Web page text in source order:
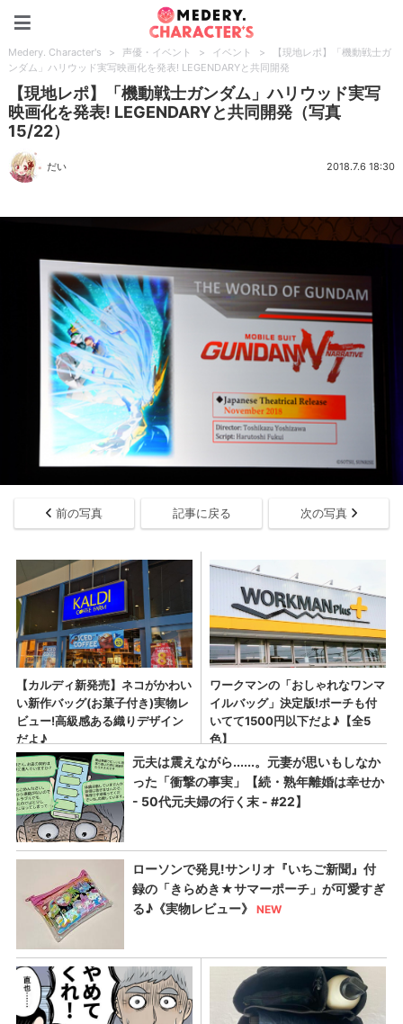
Medery. Character's > 声優・イベント > イベント >
【現地レポ】「機動戦士ガ
ンダム」ハリウッド実写映画化を発表! LEGENDARYと共同開発
【現地レポ】「機動戦士ガンダム」ハリウッド実写
映画化を発表! LEGENDARYと共同開発（写真
15/22）
だい 2018.7.6 18:30
前の写真 記事に戻る 次の写真